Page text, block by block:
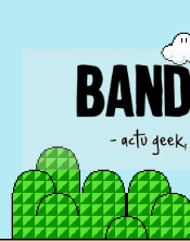
BAND
Actu Geek d'hier et